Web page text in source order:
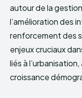
autour de la
l’amélioration des
renforcement des
enjeux cruciaux
liés à
croissance